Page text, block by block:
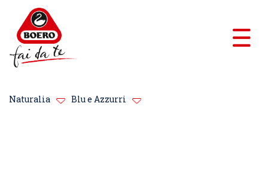
Naturalia Blu e Azzurri